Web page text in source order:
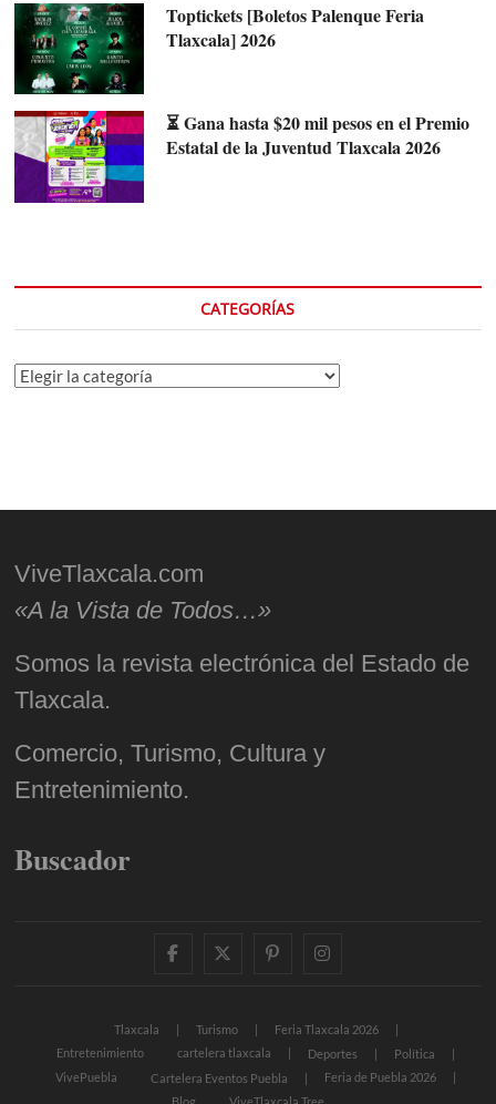
Toptickets [Boletos Palenque Feria
Tlaxcala] 2026
⏳ Gana hasta $20 mil pesos en el Premio
Estatal de la Juventud Tlaxcala 2026
CATEGORÍAS
Categorías
ViveTlaxcala.com
«A la Vista de Todos…»
Somos la revista electrónica del Estado de
Tlaxcala.
Comercio, Turismo, Cultura y
Entretenimiento.
Buscador
facebooktwitter
pinterestinstagram
Tlaxcala Turismo
Feria Tlaxcala 2026
Entretenimiento
cartelera tlaxcala Deportes
Política
VivePuebla
Cartelera Eventos Puebla
Feria de Puebla 2026
Blog
ViveTlaxcala Tree